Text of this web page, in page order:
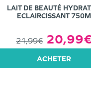
LAIT DE BEAUTÉ
ECLAIRCISSANT
21,99€ 20,99€
ACHETER